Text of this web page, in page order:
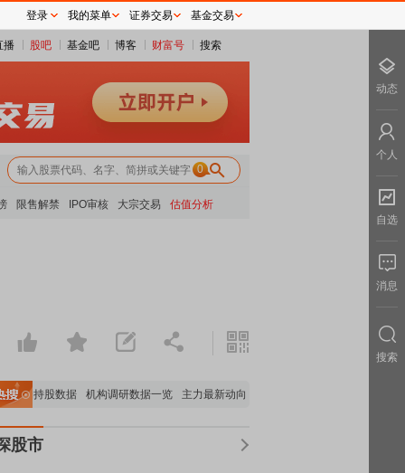
播 股吧 基金吧 博客 财富号 搜索
0
限售解禁 IPO审核 大宗交易 估值分析
构持股数据 机构调研数据一览 主力最新动向 上市公司限售股解禁一览
股市
登录 我的菜单 证券交易 基金交易
动态
个人
自选
消息
搜索